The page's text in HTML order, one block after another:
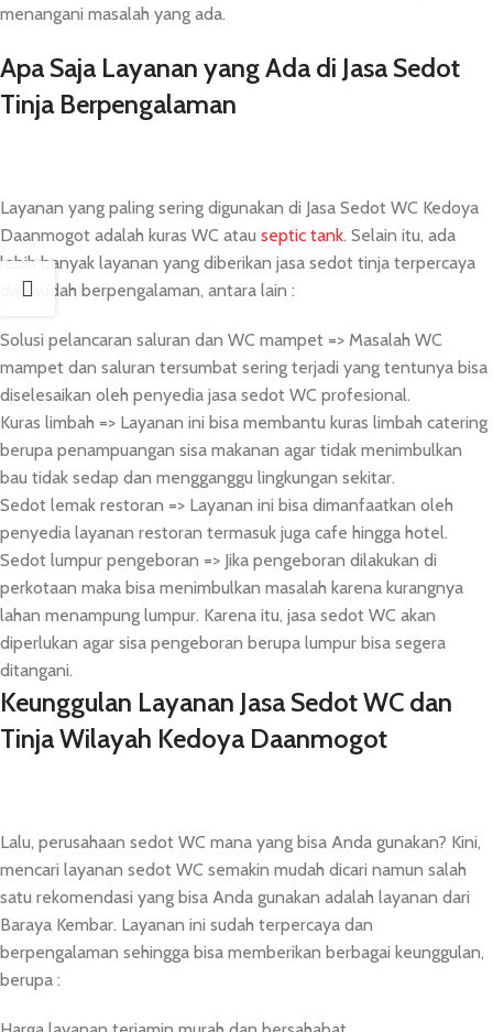
menangani masalah yang ada.
Apa Saja Layanan yang Ada di Jasa Sedot
Tinja Berpengalaman
Layanan yang paling sering digunakan di Jasa Sedot WC Kedoya
Daanmogot adalah kuras WC atau septic tank. Selain itu, ada
lebih banyak layanan yang diberikan jasa sedot tinja terpercaya
dan sudah berpengalaman, antara lain :
Solusi pelancaran saluran dan WC mampet => Masalah WC
mampet dan saluran tersumbat sering terjadi yang tentunya bisa
diselesaikan oleh penyedia jasa sedot WC profesional.
Kuras limbah => Layanan ini bisa membantu kuras limbah catering
berupa penampuangan sisa makanan agar tidak menimbulkan
bau tidak sedap dan mengganggu lingkungan sekitar.
Sedot lemak restoran => Layanan ini bisa dimanfaatkan oleh
penyedia layanan restoran termasuk juga cafe hingga hotel.
Sedot lumpur pengeboran => Jika pengeboran dilakukan di
perkotaan maka bisa menimbulkan masalah karena kurangnya
lahan menampung lumpur. Karena itu, jasa sedot WC akan
diperlukan agar sisa pengeboran berupa lumpur bisa segera
ditangani.
Keunggulan Layanan Jasa Sedot WC dan
Tinja Wilayah Kedoya Daanmogot
Lalu, perusahaan sedot WC mana yang bisa Anda gunakan? Kini,
mencari layanan sedot WC semakin mudah dicari namun salah
satu rekomendasi yang bisa Anda gunakan adalah layanan dari
Baraya Kembar. Layanan ini sudah terpercaya dan
berpengalaman sehingga bisa memberikan berbagai keunggulan,
berupa :